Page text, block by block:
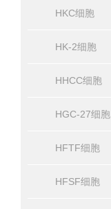
HKC细胞
HK-2细胞
HHCC细胞
HGC-27细胞
HFTF细胞
HFSF细胞